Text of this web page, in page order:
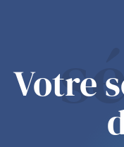
Votre